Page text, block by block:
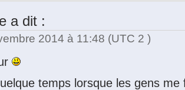
a dit :
2014 à 11:48 (UTC 2 )
temps lorsque les gens me